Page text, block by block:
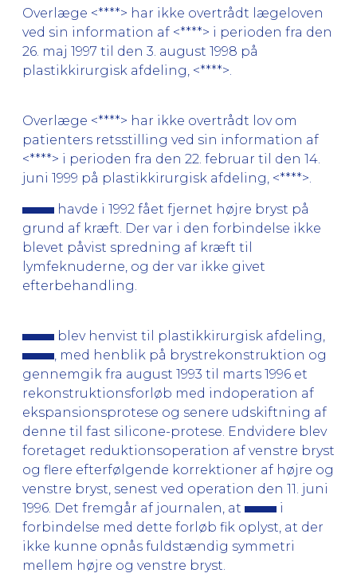
Overlæge <****> har ikke overtrådt lægeloven
ved sin information af <****> i perioden fra den
26. maj 1997 til den 3. august 1998 på
plastikkirurgisk afdeling, <****>.
Overlæge <****> har ikke overtrådt lov om
patienters retsstilling ved sin information af
<****> i perioden fra den 22. februar til den 14.
juni 1999 på plastikkirurgisk afdeling, <****>.
havde i 1992 fået fjernet højre bryst på
grund af kræft. Der var i den forbindelse ikke
blevet påvist spredning af kræft til
lymfeknuderne, og der var ikke givet
efterbehandling.
blev henvist til plastikkirurgisk afdeling,
, med henblik på brystrekonstruktion og
gennemgik fra august 1993 til marts 1996 et
rekonstruktionsforløb med indoperation af
ekspansionsprotese og senere udskiftning af
denne til fast silicone-protese. Endvidere blev
foretaget reduktionsoperation af venstre bryst
og flere efterfølgende korrektioner af højre og
venstre bryst, senest ved operation den 11. juni
1996. Det fremgår af journalen, at
i
forbindelse med dette forløb fik oplyst, at der
ikke kunne opnås fuldstændig symmetri
mellem højre og venstre bryst.